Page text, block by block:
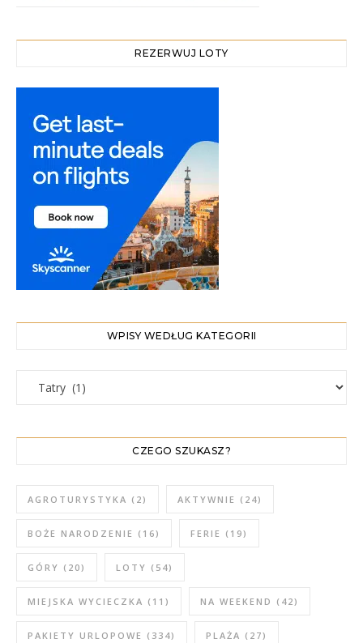
REZERWUJ LOTY
WPISY WEDŁUG KATEGORII
CZEGO SZUKASZ?
AGROTURYSTYKA (2) AKTYWNIE (24)
BOŻE NARODZENIE (16) FERIE (19)
GÓRY (20) LOTY (54)
MIEJSKA WYCIECZKA (11) NA WEEKEND (42)
PAKIETY URLOPOWE (334) PLAŻA (27)